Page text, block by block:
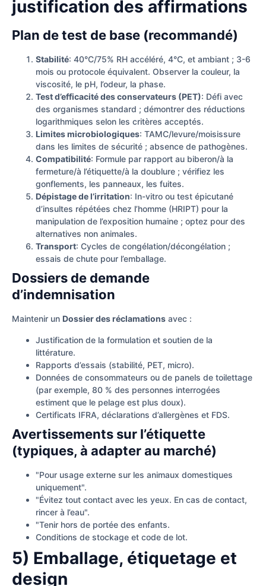
justification des affirmations
Plan de test de base (recommandé)
Stabilité: 40°C/75% RH accéléré, 4°C, et ambiant ; 3-6
mois ou protocole équivalent. Observer la couleur, la
viscosité, le pH, l’odeur, la phase.
Test d’efficacité des conservateurs (PET): Défi avec
des organismes standard ; démontrer des réductions
logarithmiques selon les critères acceptés.
Limites microbiologiques: TAMC/levure/moisissure
dans les limites de sécurité ; absence de pathogènes.
Compatibilité: Formule par rapport au biberon/à la
fermeture/à l’étiquette/à la doublure ; vérifiez les
gonflements, les panneaux, les fuites.
Dépistage de l’irritation: In-vitro ou test épicutané
d’insultes répétées chez l’homme (HRIPT) pour la
manipulation de l’exposition humaine ; optez pour des
alternatives non animales.
Transport: Cycles de congélation/décongélation ;
essais de chute pour l’emballage.
Dossiers de demande
d’indemnisation
Maintenir un Dossier des réclamations avec :
Justification de la formulation et soutien de la
littérature.
Rapports d’essais (stabilité, PET, micro).
Données de consommateurs ou de panels de toilettage
(par exemple, 80 % des personnes interrogées
estiment que le pelage est plus doux).
Certificats IFRA, déclarations d’allergènes et FDS.
Avertissements sur l’étiquette
(typiques, à adapter au marché)
"Pour usage externe sur les animaux domestiques
uniquement".
"Évitez tout contact avec les yeux. En cas de contact,
rincer à l’eau".
"Tenir hors de portée des enfants.
Conditions de stockage et code de lot.
5) Emballage, étiquetage et
design